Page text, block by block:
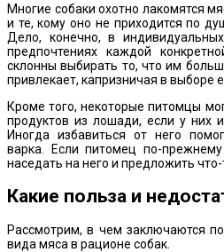
Многие собаки охотно лакомятся
и те, кому оно не приходится по
Дело, конечно, в
предпочтениях каждой
склонны выбирать то, что им
привлекает, капризничая в выборе
Кроме того, некоторые питомцы
продуктов из лошади, если у них
Иногда избавиться от него
варка. Если питомец по-
наседать на него и предложить что-
Какие польза и
Рассмотрим, в чем заключаются
вида мяса в рационе собак.